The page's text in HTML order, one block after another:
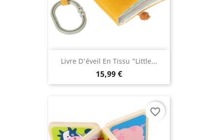
Livre D'éveil En Tissu "Little...
15,99 €
favorite_border